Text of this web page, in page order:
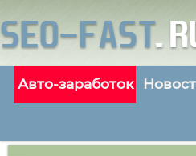
Авто-заработок